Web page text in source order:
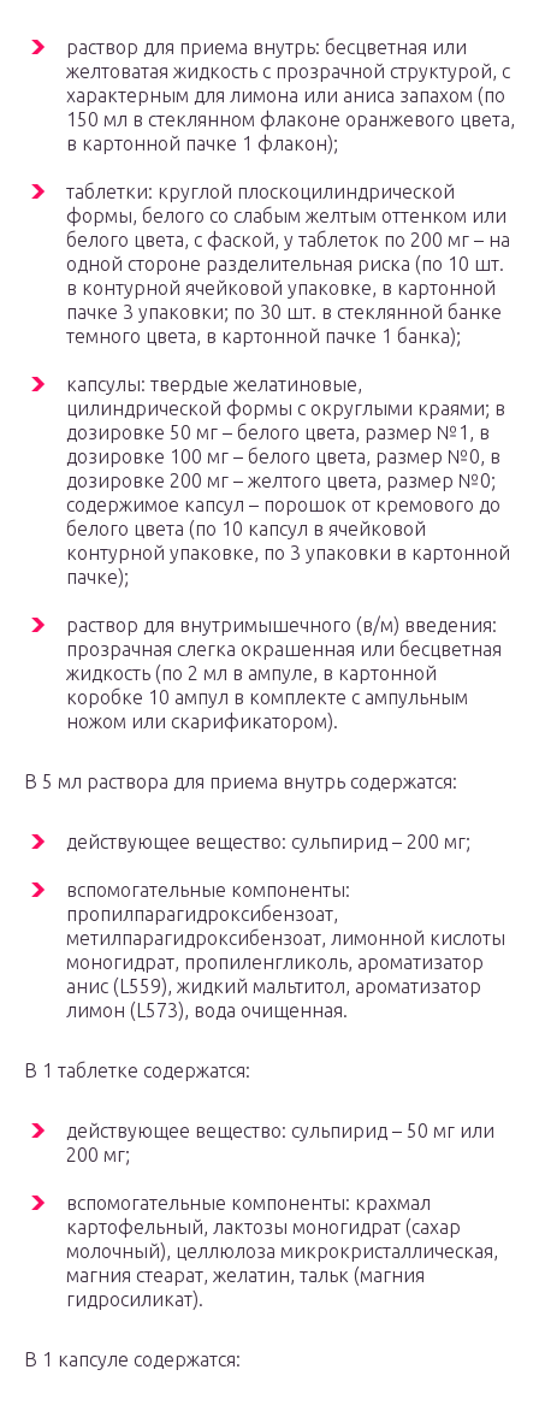
раствор для приема внутрь: бесцветная или
желтоватая жидкость с прозрачной структурой, с
характерным для лимона или аниса запахом (по
150 мл в стеклянном флаконе оранжевого цвета,
в картонной пачке 1 флакон);
таблетки: круглой плоскоцилиндрической
формы, белого со слабым желтым оттенком или
белого цвета, с фаской, у таблеток по 200 мг – на
одной стороне разделительная риска (по 10 шт.
в контурной ячейковой упаковке, в картонной
пачке 3 упаковки; по 30 шт. в стеклянной банке
темного цвета, в картонной пачке 1 банка);
капсулы: твердые желатиновые,
цилиндрической формы с округлыми краями; в
дозировке 50 мг – белого цвета, размер №1, в
дозировке 100 мг – белого цвета, размер №0, в
дозировке 200 мг – желтого цвета, размер №0;
содержимое капсул – порошок от кремового до
белого цвета (по 10 капсул в ячейковой
контурной упаковке, по 3 упаковки в картонной
пачке);
раствор для внутримышечного (в/м) введения:
прозрачная слегка окрашенная или бесцветная
жидкость (по 2 мл в ампуле, в картонной
коробке 10 ампул в комплекте с ампульным
ножом или скарификатором).
В 5 мл раствора для приема внутрь содержатся:
действующее вещество: сульпирид – 200 мг;
вспомогательные компоненты:
пропилпарагидроксибензоат,
метилпарагидроксибензоат, лимонной кислоты
моногидрат, пропиленгликоль, ароматизатор
анис (L559), жидкий мальтитол, ароматизатор
лимон (L573), вода очищенная.
В 1 таблетке содержатся:
действующее вещество: сульпирид – 50 мг или
200 мг;
вспомогательные компоненты: крахмал
картофельный, лактозы моногидрат (сахар
молочный), целлюлоза микрокристаллическая,
магния стеарат, желатин, тальк (магния
гидросиликат).
В 1 капсуле содержатся: